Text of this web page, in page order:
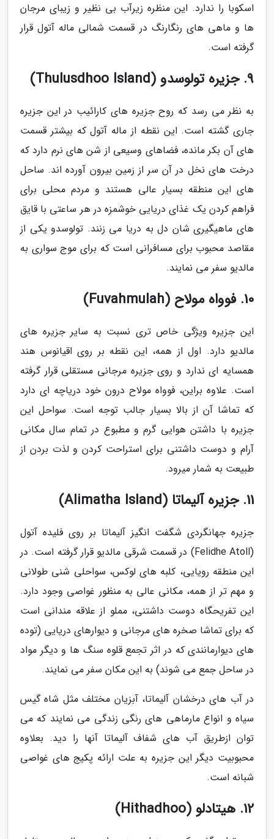
اسکوبا را ندارد. این منظره زیرآب بی نظیر و زیبای مرجان
ها و ماهی های رنگارنگ در قسمت شمالی ماله آتول قرار
گرفته است.
9. جزیره تولوسدو (Thulusdhoo Island)
به نظر می رسد که روح جزیره های کارائیب در این جزیره
جاری گشته است. این نقطه از ماله آتول که بیشتر قسمت
های آن بکر مانده، فضاهای وسیعی از شن های نرم دارد که
درخت های نخل در آن سر از زمین بیرون آورده اند. ساحل
های این منطقه بسیار عالی هستند و مردم محلی برای
فراهم کردن یک غذای دریایی خوشمزه در هر ساعتی با قایق
های ماهیگیری شان دل به دریا می زنند. تولوسدو یکی از
مقاصد محبوب برای مسافرانی است که برای موج سواری به
مالدیو سفر می نمایند.
10. فوواه مولاح (Fuvahmulah)
این جزیره ویژگی خاص تری نسبت به سایر جزیره های
مالدیو دارد. اول از همه، این نقطه بر روی اقیانوس هند
همسایه ای ندارد و روی جزیره مرجانی مستقلی قرار گرفته
است. علاوه براین، فوواه مولاح درون خود دریاچه ای دارد
که تماشا آن از بالا بسیار جالب توجه است. سواحل این
جزیره با داشتن هوایی گرم و مطبوع در تمام سال مکانی
آرام و دوست داشتنی برای استراحت کردن و لذت بردن از
طبیعت به شمار میرود.
11. جزیره آلیماتا (Alimatha Island)
جزیره جهانگردی شگفت انگیز آلیماتا بر روی فلیده آتول
(Felidhe Atoll) در قسمت شرقی مالدیو قرار گرفته است. در
این منطقه رویایی، کلبه های لوکس، سواحلی شنی طولانی
و مهم تر از همه، مکانی عالی به منظور غواصی وجود دارد.
این تفریحگاه دوست داشتنی، مملو از علاقه مندانی است
که برای تماشا صخره های مرجانی و دیوارهای دریایی (توده
های دیوارمانندی که در اثر تجمع قلوه سنگ ها و دیگر مواد
در ساحل جمع می شوند) به این مکان سفر می نمایند.
در آب های درخشان آلیماتا، آبزیان مختلف مثل شاه گیس
سیاه و انواع مارماهی های رنگی زندگی می نمایند که می
توان ازطریق آب های شفاف آلیماتا آنها را دید. بعلاوه
محبوبیت دیگر این جزیره به علت ارائه پکیج های غواصی
شبانه است.
12. هیتادلو (Hithadhoo)